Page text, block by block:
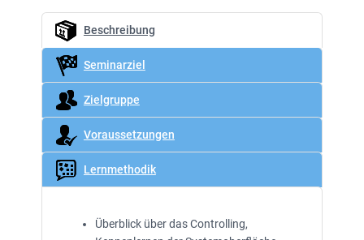
Beschreibung
Seminarziel
Zielgruppe
Voraussetzungen
Lernmethodik
Überblick über das Controlling,